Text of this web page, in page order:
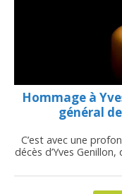
Hommage à
général
C’est avec une
décès d’Yves